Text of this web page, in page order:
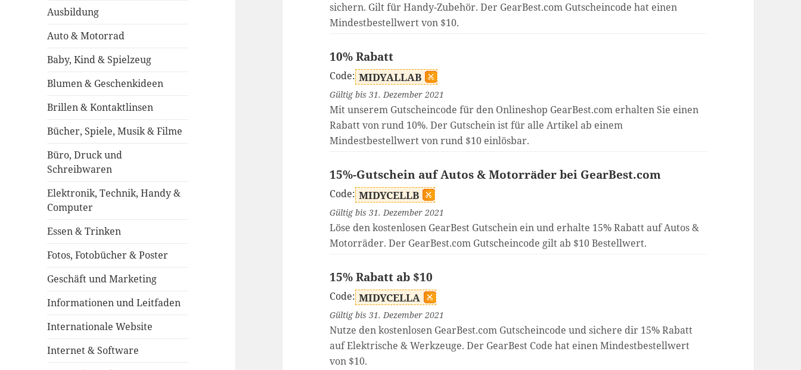
Ausbildung
Auto & Motorrad
Baby, Kind & Spielzeug
Blumen & Geschenkideen
Brillen & Kontaktlinsen
Bücher, Spiele, Musik & Filme
Büro, Druck und
Schreibwaren
Elektronik, Technik, Handy &
Computer
Essen & Trinken
Fotos, Fotobücher & Poster
Geschäft und Marketing
Informationen und Leitfaden
Internationale Website
Internet & Software
sichern. Gilt für Handy-Zubehör. Der GearBest.com Gutscheincode hat einen
Mindestbestellwert von $10.
10% Rabatt
Code: MIDYALLAB
Gültig bis 31. Dezember 2021
Mit unserem Gutscheincode für den Onlineshop GearBest.com erhalten Sie einen
Rabatt von rund 10%. Der Gutschein ist für alle Artikel ab einem
Mindestbestellwert von rund $10 einlösbar.
15%-Gutschein auf Autos & Motorräder bei GearBest.com
Code: MIDYCELLB
Gültig bis 31. Dezember 2021
Löse den kostenlosen GearBest Gutschein ein und erhalte 15% Rabatt auf Autos &
Motorräder. Der GearBest.com Gutscheincode gilt ab $10 Bestellwert.
15% Rabatt ab $10
Code: MIDYCELLA
Gültig bis 31. Dezember 2021
Nutze den kostenlosen GearBest.com Gutscheincode und sichere dir 15% Rabatt
auf Elektrische & Werkzeuge. Der GearBest Code hat einen Mindestbestellwert
von $10.